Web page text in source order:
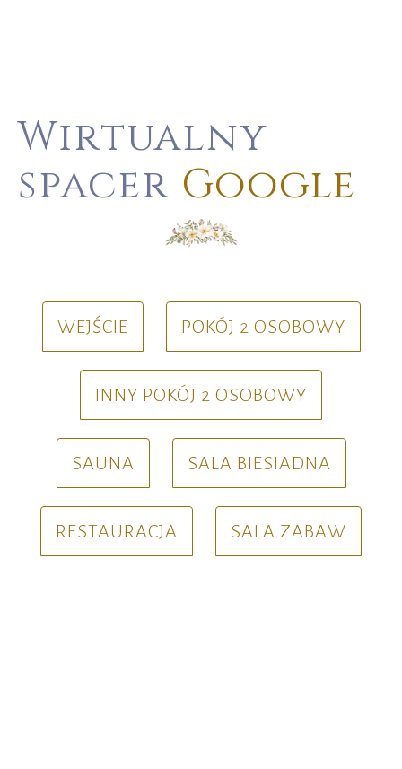
Wirtualny
spacer Google
WEJŚCIE POKÓJ 2 OSOBOWY
INNY POKÓJ 2 OSOBOWY
SAUNA SALA BIESIADNA
RESTAURACJA SALA ZABAW